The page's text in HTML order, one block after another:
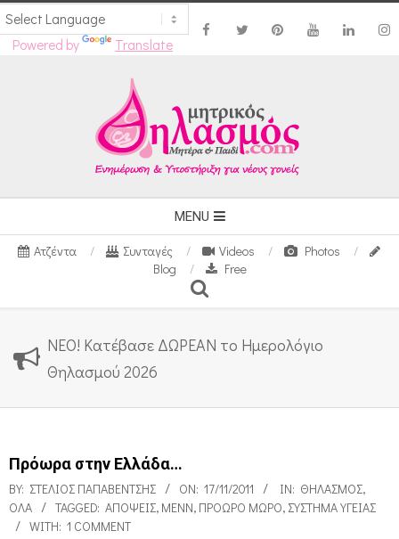
Powered by Translate
Navigation
Menu
MENU
Ατζέντα Συνταγές Videos
Photos
Blog
Free
Search
ΝΕΟ! Κατέβασε ΔΩΡΕΑΝ το Ημερολόγιο
Θηλασμού 2026
Πρόωρα στην Ελλάδα…
BY: ΣΤΈΛΙΟΣ ΠΑΠΑΒΈΝΤΣΗΣ ON: 17/11/2011 IN: ΘΗΛΑΣΜΌΣ,
ΌΛΑ
TAGGED: ΑΠΌΨΕΙΣ, ΜΕΝΝ, ΠΡΌΩΡΟ ΜΩΡΌ, ΣΎΣΤΗΜΑ ΥΓΕΊΑΣ
WITH: 1 COMMENT